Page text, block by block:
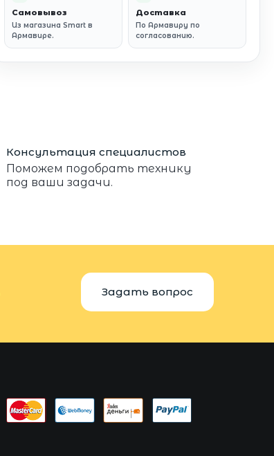
Самовывоз
Из магазина Smart в
Армавире.
Доставка
По Армавиру по
согласованию.
Консультация специалистов
Поможем подобрать технику
под ваши задачи.
Задать вопрос